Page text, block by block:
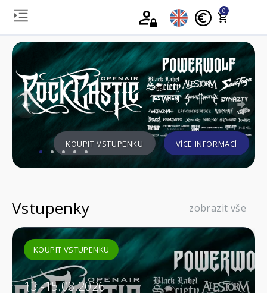
0
KOUPIT VSTUPENKU VÍCE INFORMACÍ
Previous
Vstupenky zobrazit vše
KOUPIT VSTUPENKU
13.-15.08.2026